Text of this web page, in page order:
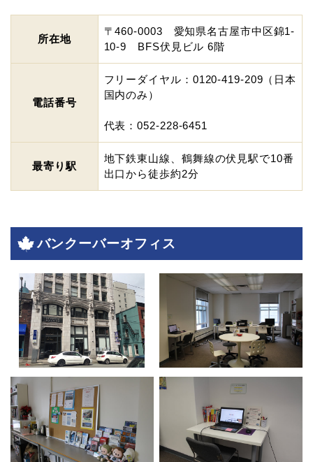
所在地
〒460-0003 愛知県名古屋市中区錦1-
10-9 BFS伏見ビル 6階
電話番号
フリーダイヤル：0120-419-209（日本
国内のみ）
代表：052-228-6451
最寄り駅
地下鉄東山線、鶴舞線の伏見駅で10番
出口から徒歩約2分
バンクーバーオフィス